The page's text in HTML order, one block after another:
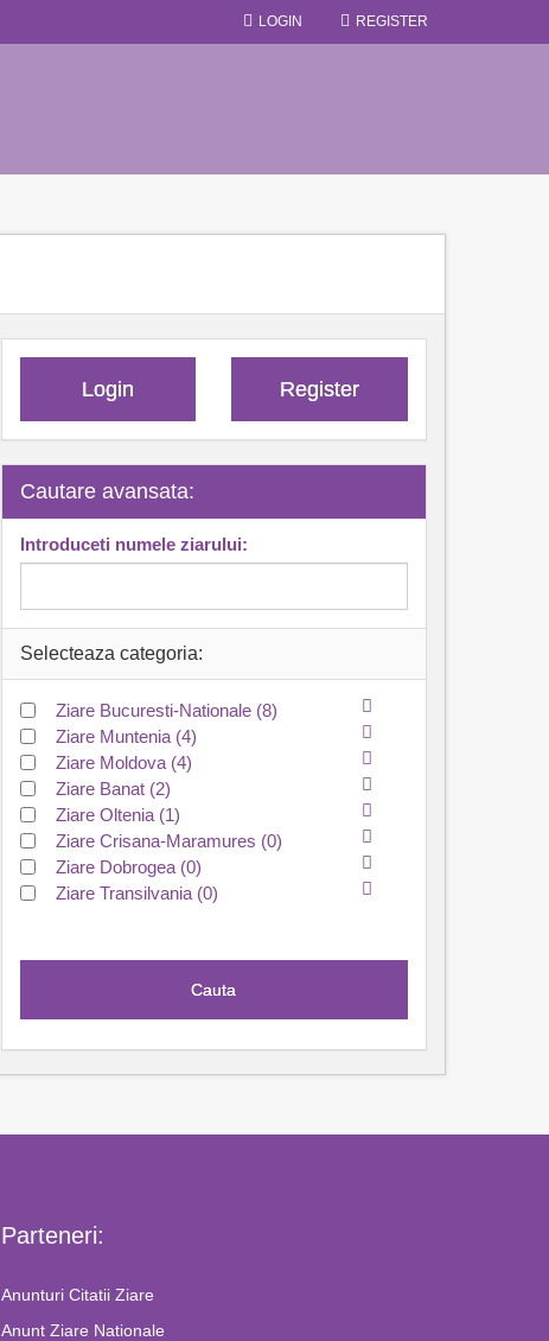
LOGIN REGISTER
Login Register
Cautare avansata:
Introduceti numele ziarului:
Selecteaza categoria:
Ziare Bucuresti-Nationale (8)
Ziare Muntenia (4)
Ziare Moldova (4)
Ziare Banat (2)
Ziare Oltenia (1)
Ziare Crisana-Maramures (0)
Ziare Dobrogea (0)
Ziare Transilvania (0)
Cauta
Parteneri:
Anunturi Citatii Ziare
Anunt Ziare Nationale